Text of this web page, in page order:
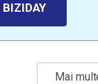
Mai